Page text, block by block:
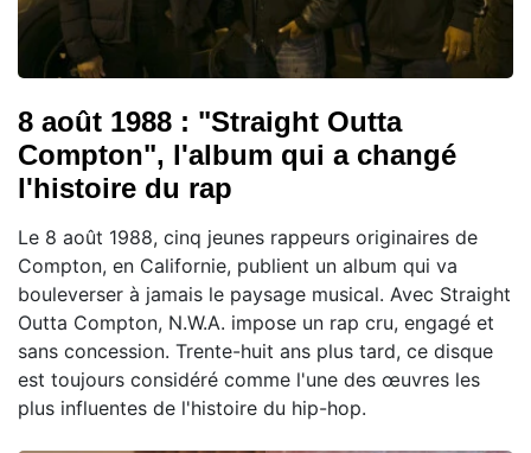
8 août 1988 : "Straight Outta
Compton", l'album qui a changé
l'histoire du rap
Le 8 août 1988, cinq jeunes rappeurs originaires de
Compton, en Californie, publient un album qui va
bouleverser à jamais le paysage musical. Avec Straight
Outta Compton, N.W.A. impose un rap cru, engagé et
sans concession. Trente-huit ans plus tard, ce disque
est toujours considéré comme l'une des œuvres les
plus influentes de l'histoire du hip-hop.